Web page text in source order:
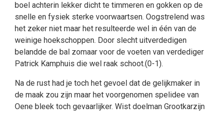
boel achterin lekker dicht te timmeren en gokken op de
snelle en fysiek sterke voorwaartsen. Oogstrelend was
het zeker niet maar het resulteerde wel in één van de
weinige hoekschoppen. Door slecht uitverdedigen
belandde de bal zomaar voor de voeten van verdediger
Patrick Kamphuis die wel raak schoot.(0-1).
Na de rust had je toch het gevoel dat de gelijkmaker in
de maak zou zijn maar het voorgenomen spelidee van
Oene bleek toch gevaarlijker. Wist doelman Grootkarzijn